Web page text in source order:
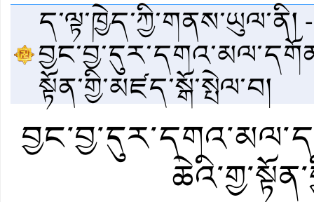
ད་ལྟ་ཁྱེད་ཀྱི་གནས་ཡུལ་ནི།
སྟོན་གྱི་མཛད་སྒོ་སྤེལ་བ།